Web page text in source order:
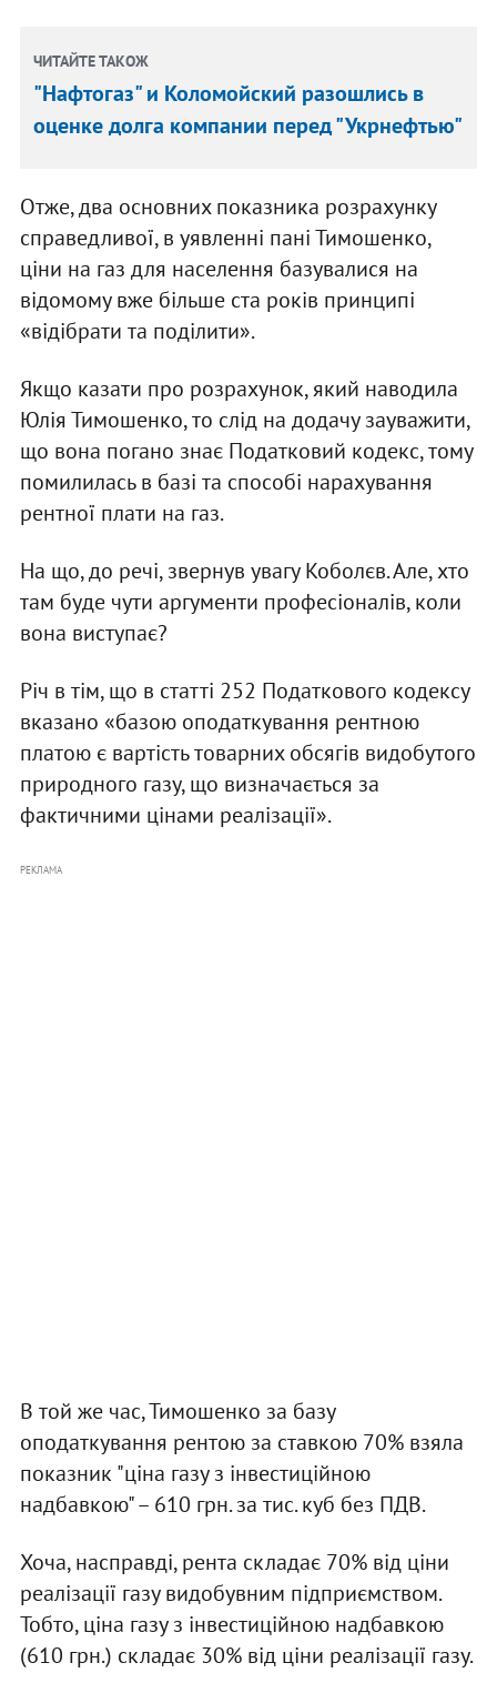
ЧИТАЙТЕ ТАКОЖ
"Нафтогаз" и Коломойский разошлись в
оценке долга компании перед "Укрнефтью"
Отже, два основних показника розрахунку
справедливої, в уявленні пані Тимошенко,
ціни на газ для населення базувалися на
відомому вже більше ста років принципі
«відібрати та поділити».
Якщо казати про розрахунок, який наводила
Юлія Тимошенко, то слід на додачу зауважити,
що вона погано знає Податковий кодекс, тому
помилилась в базі та способі нарахування
рентної плати на газ.
На що, до речі, звернув увагу Коболєв. Але, хто
там буде чути аргументи професіоналів, коли
вона виступає?
Річ в тім, що в статті 252 Податкового кодексу
вказано «базою оподаткування рентною
платою є вартість товарних обсягів видобутого
природного газу, що визначається за
фактичними цінами реалізації».
РЕКЛАМА
В той же час, Тимошенко за базу
оподаткування рентою за ставкою 70% взяла
показник "ціна газу з інвестиційною
надбавкою" – 610 грн. за тис. куб без ПДВ.
Хоча, насправді, рента складає 70% від ціни
реалізації газу видобувним підприємством.
Тобто, ціна газу з інвестиційною надбавкою
(610 грн.) складає 30% від ціни реалізації газу.